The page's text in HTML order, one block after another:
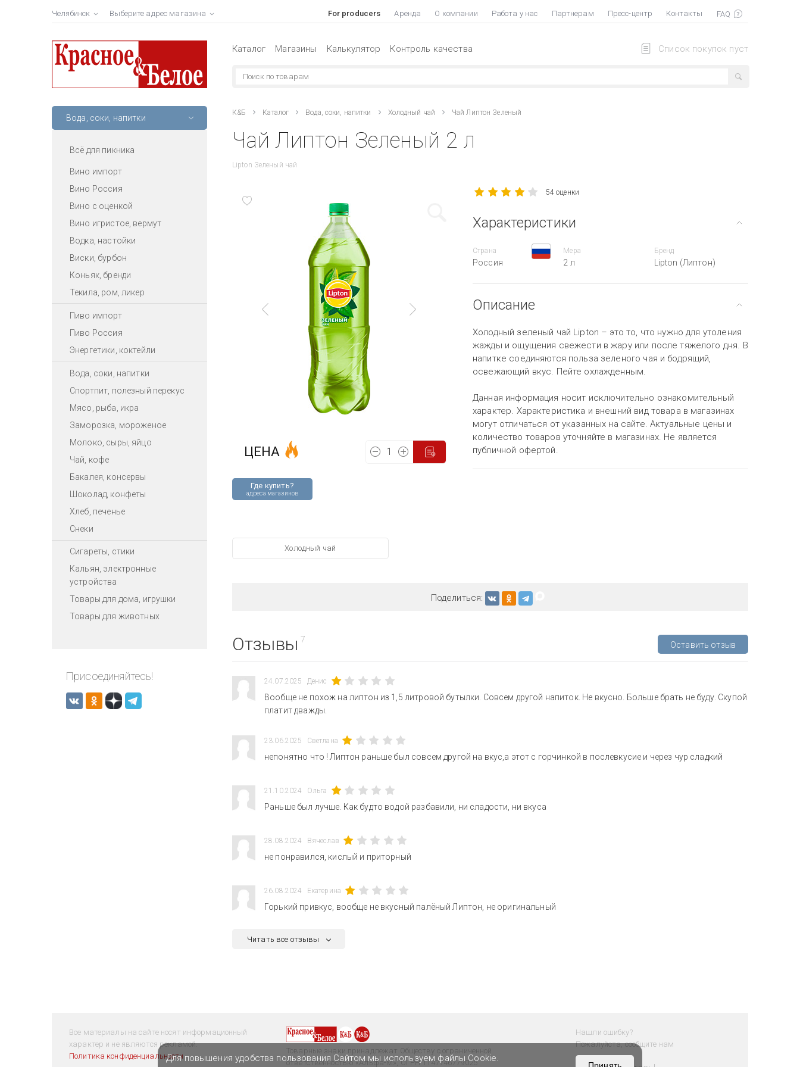
Челябинск Выберите адрес магазина For producers Аренда О компании Работа у нас Партнерам Пресс-центр Контакты
Список покупок пуст
Каталог Магазины Калькулятор Контроль качества
Вода, соки, напитки
Всё для пикника
Вино импорт
Вино Россия
Вино с оценкой
Вино игристое, вермут
Водка, настойки
Виски, бурбон
Коньяк, бренди
Текила, ром, ликер
Пиво импорт
Пиво Россия
Энергетики, коктейли
Вода, соки, напитки
Спортпит, полезный перекус
Мясо, рыба, икра
Заморозка, мороженое
Молоко, сыры, яйцо
Чай, кофе
Бакалея, консервы
Шоколад, конфеты
Хлеб, печенье
Снеки
Сигареты, стики
Кальян, электронные
устройства
Товары для дома, игрушки
Товары для животных
Присоединяйтесь!
К&Б Каталог Вода, соки, напитки Холодный чай Чай Липтон Зеленый
Чай Липтон Зеленый 2 л
Lipton Зеленый чай
Где купить?
адреса магазинов
ЦЕНА
54 оценки
Характеристики
Страна
Россия
Мера
2 л
Бренд
Lipton (Липтон)
Описание
Холодный зеленый чай Lipton – это то, что нужно для утоления
жажды и ощущения свежести в жару или после тяжелого дня. В
напитке соединяются польза зеленого чая и бодрящий,
освежающий вкус. Пейте охлажденным.
Данная информация носит исключительно ознакомительный
характер. Характеристика и внешний вид товара в магазинах
могут отличаться от указанных на сайте. Актуальные цены и
количество товаров уточняйте в магазинах. Не является
публичной офертой.
Холодный чай
Поделиться:
Отзывы 7
Оставить отзыв
24.07.2025 Денис
Вообще не похож на липтон из 1,5 литровой бутылки. Совсем другой напиток. Не вкусно. Больше брать не буду. Скупой
платит дважды.
23.06.2025 Светлана
непонятно что ! Липтон раньше был совсем другой на вкус,а этот с горчинкой в послевкусие и через чур сладкий
21.10.2024 Ольга
Раньше был лучше. Как будто водой разбавили, ни сладости, ни вкуса
28.08.2024 Вячеслав
не понравился, кислый и приторный
26.08.2024 Екатерина
Горький привкус, вообще не вкусный палёный Липтон, не оригинальный
Читать все отзывы
Все материалы на сайте носят информационный
характер и не являются рекламой.
Политика конфиденциальности
Нашли ошибку?
Пожалуйста, сообщите нам
Товарные знаки принадлежат Обществу с ограниченной
ответственностью «Альфа-М», ОГРН 1147746779025
Для повышения удобства пользования Сайтом мы используем файлы Cookie.